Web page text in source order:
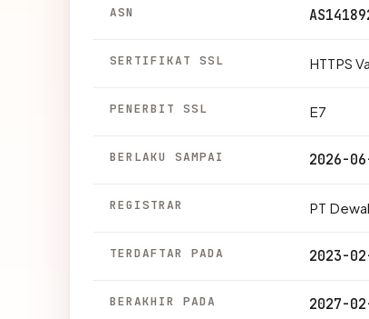
ASN
SERTIFIKAT SSL HTTPS
PENERBIT SSL E7
BERLAKU SAMPAI 2026-
REGISTRAR PT
TERDAFTAR PADA 2023-
BERAKHIR PADA 2027-